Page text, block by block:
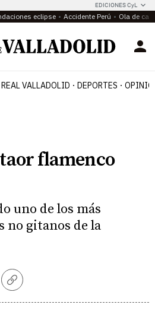
EDICIONES CyL
eclipse Accidente Perú Ola de
REAL VALLADOLID DEPORTES
flamenco
uno de los más
no gitanos de la
Copiar